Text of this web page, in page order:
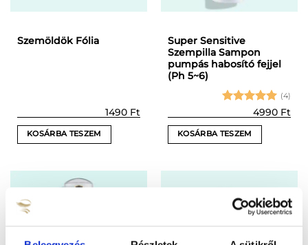
Szemöldök Fólia
1490 Ft
KOSÁRBA TESZEM
Super Sensitive
Szempilla Sampon
pumpás habosító fejjel
(Ph 5~6)
Értékelés:
(4)
4990 Ft
KOSÁRBA TESZEM